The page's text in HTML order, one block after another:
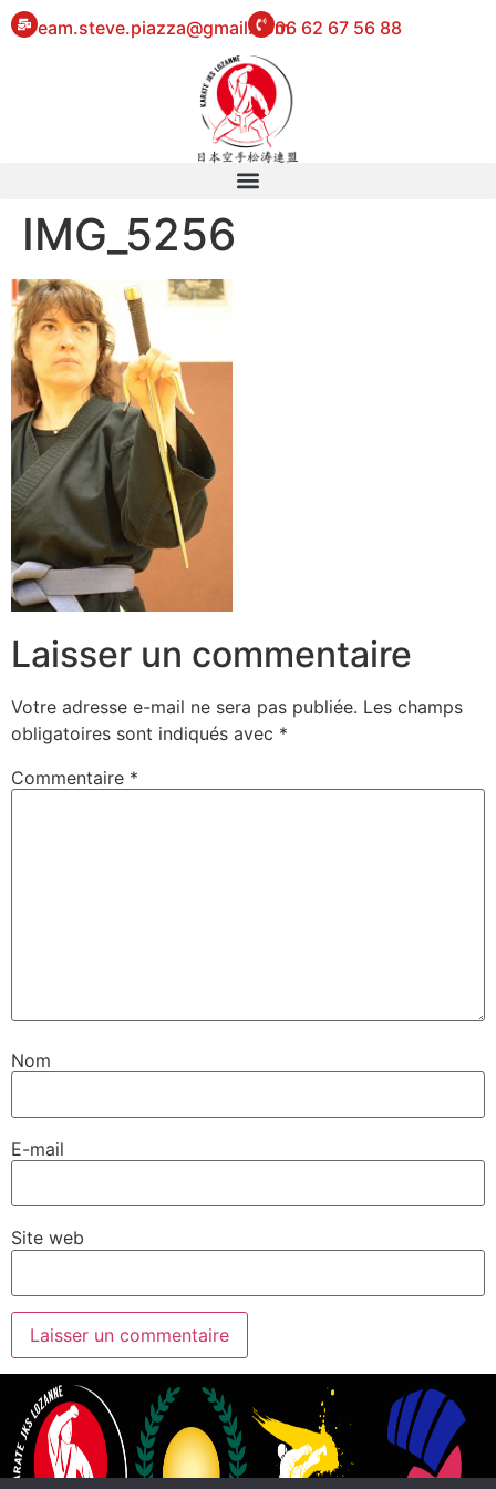
eam.steve.piazza@gmail.com06 62 67 56 88
IMG_5256
Laisser un commentaire
Votre adresse e-mail ne sera pas publiée. Les champs
obligatoires sont indiqués avec *
Commentaire *
Nom
E-mail
Site web